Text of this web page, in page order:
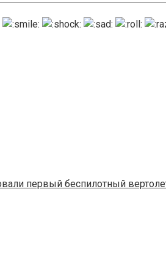
первый беспилотный